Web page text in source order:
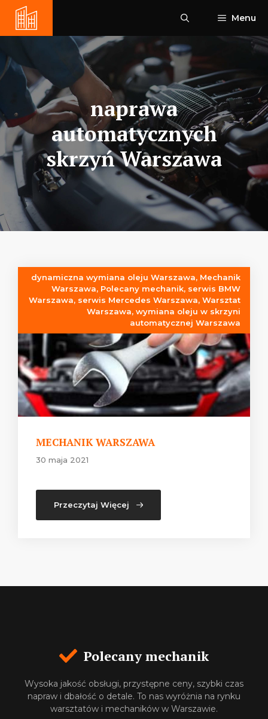
Przejdź
treści
Menu
naprawa
automatycznych
skrzyń Warszawa
dynamiczna wymiana oleju Warszawa, Mechanik
Warszawa, Polecany mechanik, serwis BMW
Warszawa, serwis Mercedes Warszawa, Warsztat
Warszawa, wymiana oleju w skrzyni
automatycznej Warszawa
MECHANIK WARSZAWA
30 maja 2021
Przeczytaj Więcej
Polecany mechanik
Wysoka jakość obsługi, przystępne ceny, szybki czas
napraw i dbałość o detale. To nas wyróżnia na rynku
warsztatów i mechaników w Warszawie.